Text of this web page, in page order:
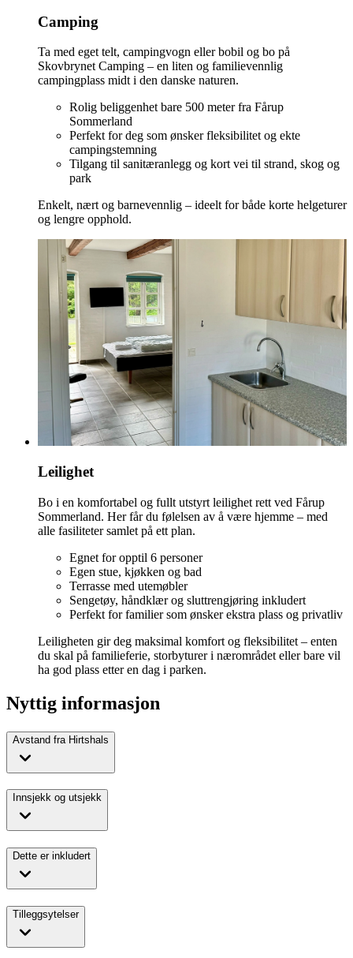
Camping
Ta med eget telt, campingvogn eller bobil og bo på
Skovbrynet Camping – en liten og familievennlig
campingplass midt i den danske naturen.
Rolig beliggenhet bare 500 meter fra Fårup
Sommerland
Perfekt for deg som ønsker fleksibilitet og ekte
campingstemning
Tilgang til sanitæranlegg og kort vei til strand, skog og
park
Enkelt, nært og barnevennlig – ideelt for både korte helgeturer
og lengre opphold.
Leilighet
Bo i en komfortabel og fullt utstyrt leilighet rett ved Fårup
Sommerland. Her får du følelsen av å være hjemme – med
alle fasiliteter samlet på ett plan.
Egnet for opptil 6 personer
Egen stue, kjøkken og bad
Terrasse med utemøbler
Sengetøy, håndklær og sluttrengjøring inkludert
Perfekt for familier som ønsker ekstra plass og privatliv
Leiligheten gir deg maksimal komfort og fleksibilitet – enten
du skal på familieferie, storbyturer i nærområdet eller bare vil
ha god plass etter en dag i parken.
Nyttig informasjon
Avstand fra Hirtshals
Innsjekk og utsjekk
Dette er inkludert
Tilleggsytelser